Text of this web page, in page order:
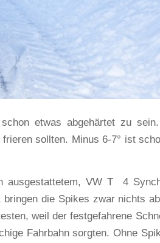
etwas abgehärtet zu
sollten. Minus 6-7° ist
ausgestattetem, VW T 4
die Spikes zwar nichts
weil der festgefahrene
Fahrbahn sorgten. Ohne